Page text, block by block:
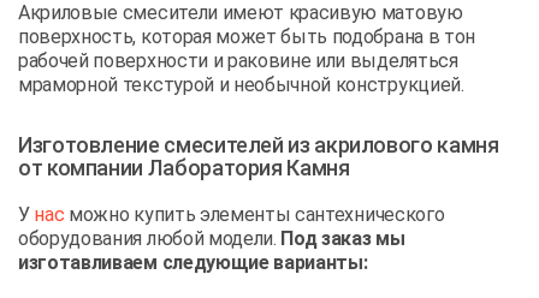
Акриловые смесители имеют красивую матовую
поверхность, которая может быть подобрана в тон
рабочей поверхности и раковине или выделяться
мраморной текстурой и необычной конструкцией.
Изготовление смесителей из акрилового камня
от компании Лаборатория Камня
У нас можно купить элементы сантехнического
оборудования любой модели. Под заказ мы
изготавливаем следующие варианты: